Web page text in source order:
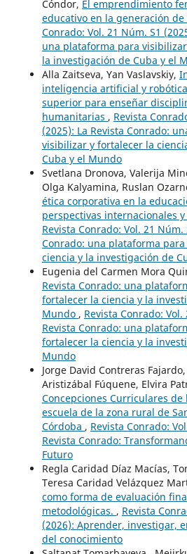
Cóndor, El emprendimiento
educativo en la generación
Conrado: Vol. 21 Núm. S1
una plataforma para
la investigación de Cuba y el
Alla Zaitseva, Yan Vaslavskiy,
inteligencia artificial y
superior para enseñar
humanitarias , Revista
(2025): La Revista Conrado:
visibilizar y fortalecer la
Cuba y el Mundo
Svetlana Dronova, Valerija
Olga Kalyamina, Ruslan
ética corporativa en la
perspectivas internacionales
Revista Conrado: Vol. 21 Núm.
Conrado: una plataforma
ciencia y la investigación de
Eugenia del Carmen Mora
Revista Conrado: una
fortalecer la ciencia y la
Mundo , Revista Conrado: Vol.
Revista Conrado: una
fortalecer la ciencia y la
Mundo
Jorge David Contreras
Aristizábal Fúquene, Elvira
Concepciones Curriculares de
escuela de la zona rural de
Córdoba , Revista Conrado:
Revista Conrado:
Futuro
Regla Caridad Díaz Macías,
Teresa Caridad Velázquez
como forma de evaluación
metodológicas. , Revista
(2026): Aprender, investigar,
del conocimiento